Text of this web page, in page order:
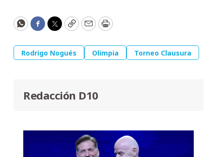
WhatsApp
Facebook
Twitter
CopyEmailPrint
Rodrigo Nogués Olimpia Torneo Clausura
Redacción D10